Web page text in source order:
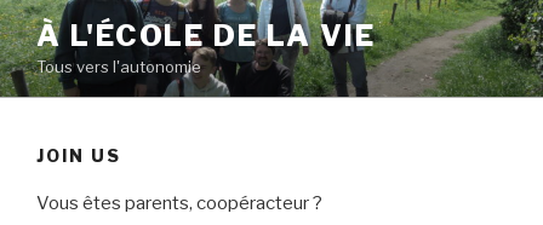
Aller
au
contenu
principal
À L'ÉCOLE DE LA VIE
Tous vers l'autonomie
JOIN US
Vous êtes parents, coopéracteur ?